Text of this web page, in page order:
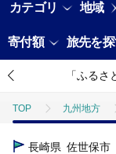
カテゴリ 地域
寄付額 旅先を
「ふる
TOP 九州地方
TOP
長崎県 佐世保市